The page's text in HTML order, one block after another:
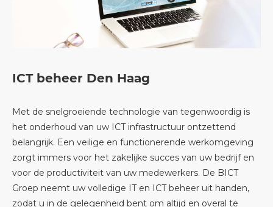
ICT beheer Den Haag
Met de snelgroeiende technologie van tegenwoordig is
het onderhoud van uw ICT infrastructuur ontzettend
belangrijk. Een veilige en functionerende werkomgeving
zorgt immers voor het zakelijke succes van uw bedrijf en
voor de productiviteit van uw medewerkers. De BICT
Groep neemt uw volledige IT en ICT beheer uit handen,
zodat u in de gelegenheid bent om altijd en overal te